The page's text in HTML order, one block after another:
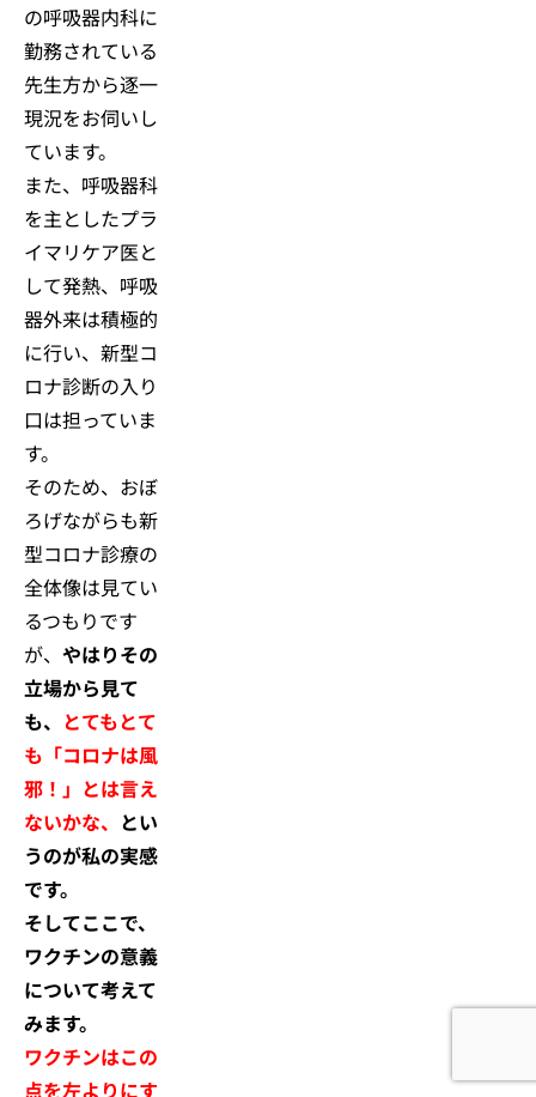
の呼吸器内科に
勤務されている
先生方から逐一
現況をお伺いし
ています。
また、呼吸器科
を主としたプラ
イマリケア医と
して発熱、呼吸
器外来は積極的
に行い、新型コ
ロナ診断の入り
口は担っていま
す。
そのため、おぼ
ろげながらも新
型コロナ診療の
全体像は見てい
るつもりです
が、 やはりその
立場から見て
も、 とてもとて
も「コロナは風
邪！」とは言え
ないかな、 とい
うのが私の実感
です。
そしてここで、
ワクチンの意義
について考えて
みます。
ワクチンはこの
点を左よりにす